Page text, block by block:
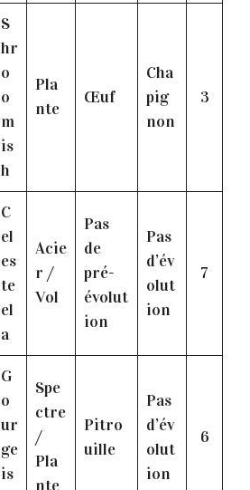
S
hr
o
o
m
is
h
Pla
nte
Œuf
Cha
pig
non
3
C
el
es
te
el
a
Acie
r /
Vol
Pas
de
pré-
évolut
ion
Pas
d’év
olut
ion
7
G
o
ur
ge
is
Spe
ctre
/
Pla
nte
Pitro
uille
Pas
d’év
olut
ion
6